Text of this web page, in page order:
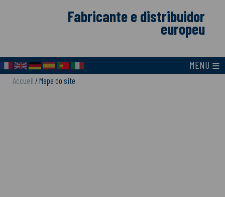
Fabricante e distribuidor
europeu
MENU ≡
Accueil / Mapa do site